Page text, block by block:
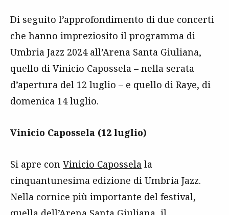
Di seguito l’approfondimento di due concerti
che hanno impreziosito il programma di
Umbria Jazz 2024 all’Arena Santa Giuliana,
quello di Vinicio Capossela – nella serata
d’apertura del 12 luglio – e quello di Raye, di
domenica 14 luglio.
Vinicio Capossela (12 luglio)
Si apre con Vinicio Capossela la
cinquantunesima edizione di Umbria Jazz.
Nella cornice più importante del festival,